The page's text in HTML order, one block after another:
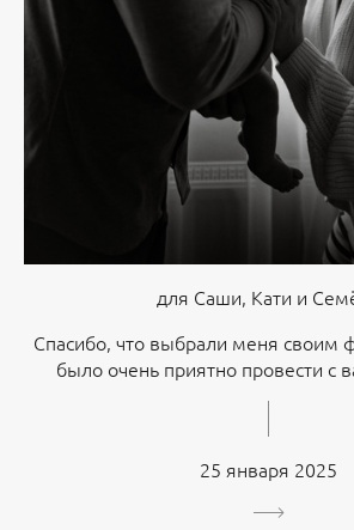
для Саши, Кати и
Спасибо, что выбрали меня своим
было очень приятно провести с
25 января 2025